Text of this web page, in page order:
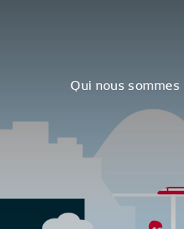
Qui nous sommes